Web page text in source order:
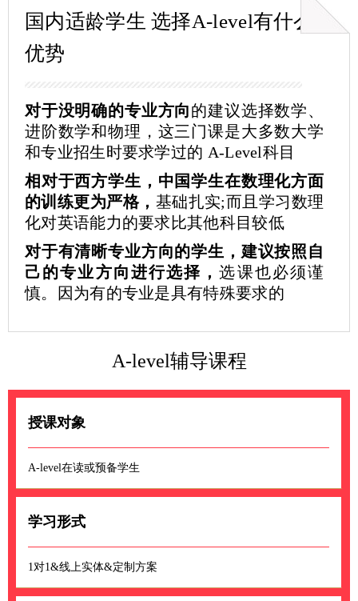
国内适龄学生 选择A-level有什么
优势
对于没明确的专业方向的建议选择数学、
进阶数学和物理，这三门课是大多数大学
和专业招生时要求学过的 A-Level科目
相对于西方学生，中国学生在数理化方面
的训练更为严格， 基础扎实;而且学习数理
化对英语能力的要求比其他科目较低
对于有清晰专业方向的学生，建议按照自
己的专业方向进行选择，选课也必须谨
慎。因为有的专业是具有特殊要求的
A-level辅导课程
授课对象
A-level在读或预备学生
学习形式
1对1&线上实体&定制方案